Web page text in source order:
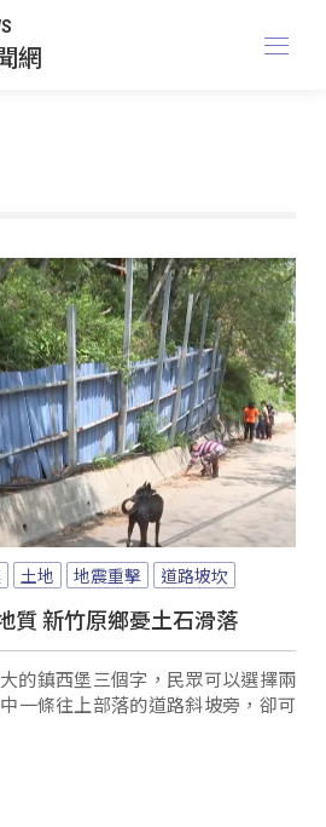
網
土地 地震重擊 道路坡坎
質 新竹原鄉憂土石滑落
的鎮西堡三個字，民眾可以選擇兩
一條往上部落的道路斜坡旁，卻可